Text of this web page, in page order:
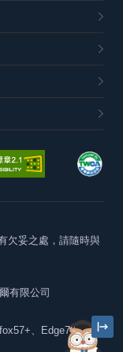
欠妥之處，請隨時與
有限公司
、Edge79+及